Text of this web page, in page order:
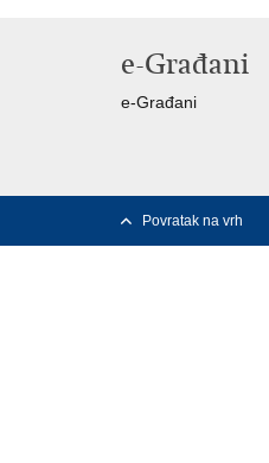
e-Građani
e-Građani
Povratak na vrh